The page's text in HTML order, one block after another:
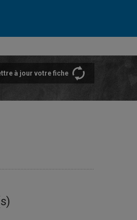
à jour votre fiche